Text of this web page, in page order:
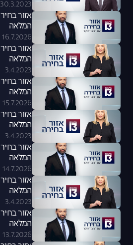
30.3.2023
המלאה
16.7.2026
המלאה
3.4.2023
המלאה
15.7.2026
המלאה
3.4.2023
המלאה
14.7.2026
המלאה
3.4.2023
המלאה
13.7.2026